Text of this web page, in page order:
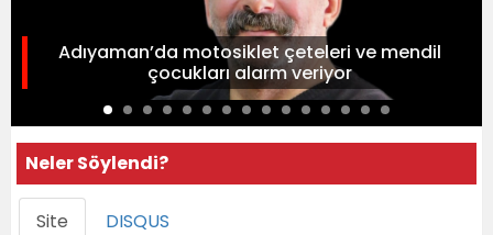
Adıyaman’da motosiklet çeteleri ve mendil
çocukları alarm veriyor
Neler Söylendi?
Site DISQUS